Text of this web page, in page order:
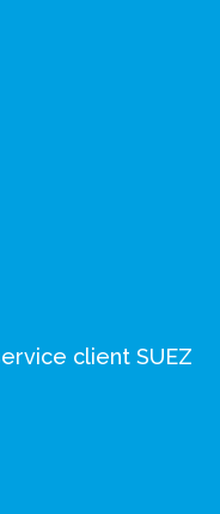
client SUEZ